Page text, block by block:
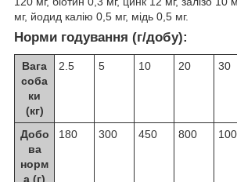
мг, йодид калію 0,5 мг, мідь 0,5 мг.
Норми годування (г/добу):
Вага
соба
ки
(кг)
2.5 5 10 20 30
Добо
ва
норм
а (г)
180 300 450 800